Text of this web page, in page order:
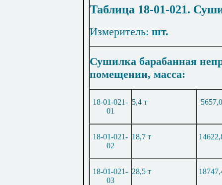
Таблица 18-01-021.
Измеритель: шт.
Сушилка барабанная
помещении, масса:
18-01-021-
01
5,4 т
18-01-021-
02
18,7 т
18-01-021-
03
28,5 т